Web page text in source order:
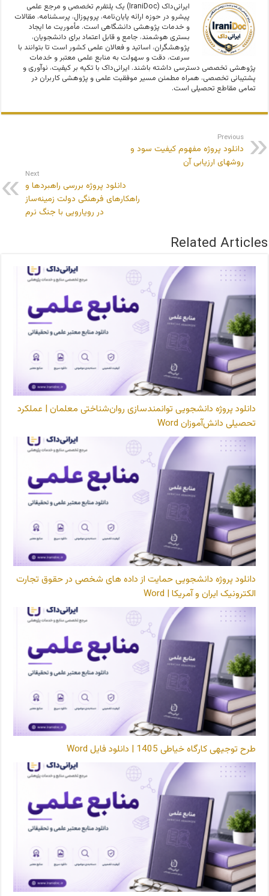
ایرانی‌داک (IraniDoc) یک پلتفرم تخصصی و مرجع علمی
پیشرو در حوزه ارائه پایان‌نامه، پروپوزال، پرسشنامه، مقالات
و خدمات پژوهشی دانشگاهی است. مأموریت ما ایجاد
بستری هوشمند، جامع و قابل اعتماد برای دانشجویان،
پژوهشگران، اساتید و فعالان علمی کشور است تا بتوانند با
سرعت، دقت و سهولت به منابع علمی معتبر و خدمات
پژوهشی تخصصی دسترسی داشته باشند. ایرانی‌داک با تکیه بر کیفیت، نوآوری و
پشتیبانی تخصصی، همراه مطمئن مسیر موفقیت علمی و پژوهشی کاربران در
تمامی مقاطع تحصیلی است.
Previous
دانلود پروژه مفهوم کیفیت سود و
روشهای ارزیابی آن
Next
دانلود پروژه بررسی راهبردها و
راهکارهای فرهنگی دولت زمینه‌ساز
در رویارویی با جنگ نرم
Related Articles
دانلود پروژه دانشجویی توانمندسازی روان‌شناختی معلمان | عملکرد
تحصیلی دانش‌آموزان Word
دانلود پروژه دانشجویی حمایت از داده های شخصی در حقوق تجارت
الکترونیک ایران و آمریکا | Word
طرح توجیهی کارگاه خیاطی 1405 | دانلود فایل Word